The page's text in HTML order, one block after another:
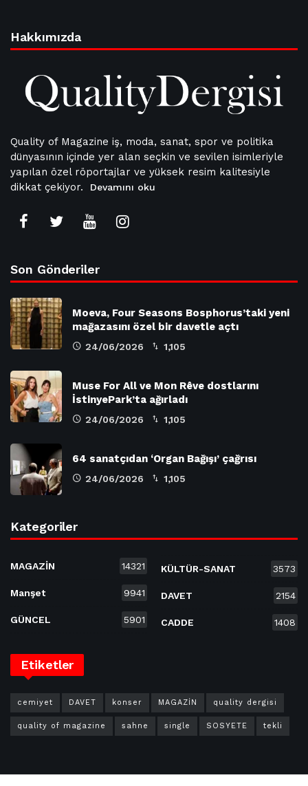
Hakkımızda
Quality of Magazine iş, moda, sanat, spor ve politika
dünyasının içinde yer alan seçkin ve sevilen isimleriyle
yapılan özel röportajlar ve yüksek resim kalitesiyle
dikkat çekiyor.
Devamını oku
Son Gönderiler
Moeva, Four Seasons Bosphorus’taki yeni
mağazasını özel bir davetle açtı
24/06/2026 1,105
Muse For All ve Mon Rêve dostlarını
İstinyePark’ta ağırladı
24/06/2026 1,105
64 sanatçıdan ‘Organ Bağışı’ çağrısı
24/06/2026 1,105
Kategoriler
MAGAZİN 14321
Manşet 9941
GÜNCEL 5901
KÜLTÜR-SANAT 3573
DAVET 2154
CADDE 1408
Etiketler
cemiyet DAVET konser MAGAZİN quality dergisi
quality of magazine sahne single SOSYETE tekli